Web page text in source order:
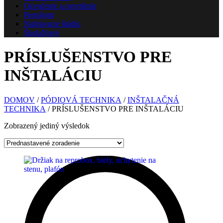
Ozvučenie a osvetlenie
Prenájom
Nahrávacie štúdio
ŠkolaNové
PRÍSLUŠENSTVO PRE
INŠTALÁCIU
DOMOV /PÓDIOVÁ TECHNIKA /INŠTALAČNÁ
TECHNIKA / PRÍSLUŠENSTVO PRE INŠTALÁCIU
Zobrazený jediný výsledok